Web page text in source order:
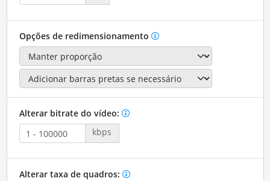
Opções de redimensionamento
Alterar bitrate do vídeo:
kbps
Alterar taxa de quadros: